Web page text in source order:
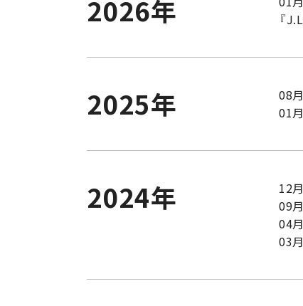
2026年
『
2025年
08
01
2024年
12
09
04
03